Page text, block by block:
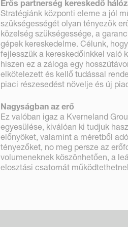
Erős partnerség kereskedő
Stratégiánk központi eleme a jól
szükségességét olyan tényezők
közelség szükségessége, a
gépek kereskedelme. Célunk,
fejlesszük a kereskedőinkkel való
hiszen ez a záloga egy
elkötelezett és kellő tudással
piaci részesedést növelje és új
Nagyságban az erő
Ez valóban igaz a Kverneland
egyesülése, kiválóan ki tudjuk
előnyöket, valamint a méretből
tényezőket, no meg persze az
volumeneknek köszönhetően, a
elosztási csatornát